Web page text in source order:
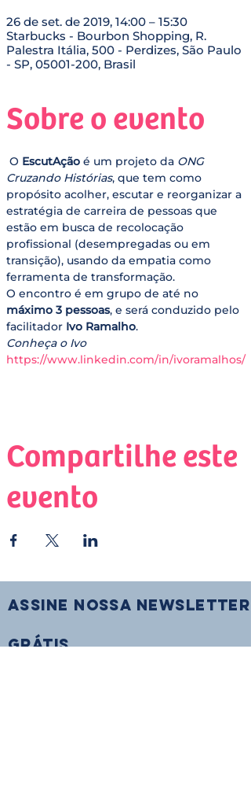
26 de set. de 2019, 14:00 – 15:30
Starbucks - Bourbon Shopping, R.
Palestra Itália, 500 - Perdizes, São Paulo
- SP, 05001-200, Brasil
Sobre o evento
O EscutAção é um projeto da ONG
Cruzando Histórias, que tem como
propósito acolher, escutar e reorganizar a
estratégia de carreira de pessoas que
estão em busca de recolocação
profissional (desempregadas ou em
transição), usando da empatia como
ferramenta de transformação.
O encontro é em grupo de até no
máximo 3 pessoas, e será conduzido pelo
facilitador Ivo Ramalho.
Conheça o Ivo
https://www.linkedin.com/in/ivoramalhos/
Compartilhe este
evento
Assine nossa Newsletter
Grátis